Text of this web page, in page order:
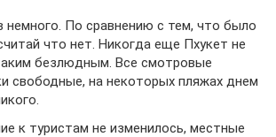
немного. По сравнению с тем, что было
что нет. Никогда еще Пхукет не
безлюдным. Все смотровые
свободные, на некоторых пляжах днем
к туристам не изменилось, местные